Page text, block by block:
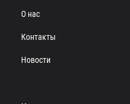
О нас
Контакты
Новости